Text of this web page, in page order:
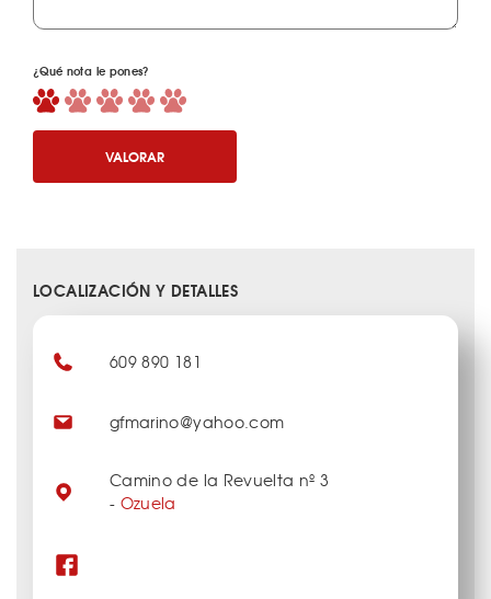
¿Qué nota le pones?
VALORAR
LOCALIZACIÓN Y DETALLES
609 890 181
gfmarino@yahoo.com
Camino de la Revuelta nº 3
- Ozuela